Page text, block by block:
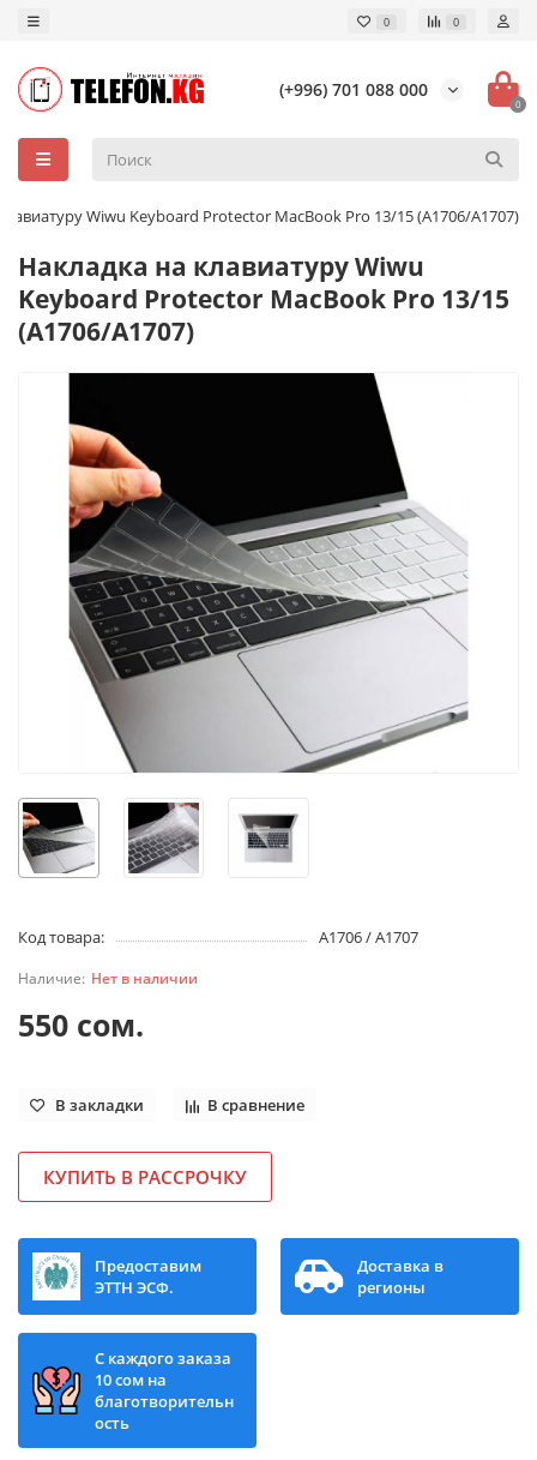
0 0
(+996) 701 088 000
0
Wiwu Keyboard Protector MacBook Pro 13/15 (A1706/A1707)
Накладка на клавиатуру Wiwu
Keyboard Protector MacBook Pro 13/15
(A1706/A1707)
Код товара: A1706 / A1707
Нет в наличии
550 сом.
В закладки В сравнение
КУПИТЬ В РАССРОЧКУ
Предоставим
ЭТТН ЭСФ.
Доставка в
регионы
С каждого заказа
10 сом на
благотворительн
ость